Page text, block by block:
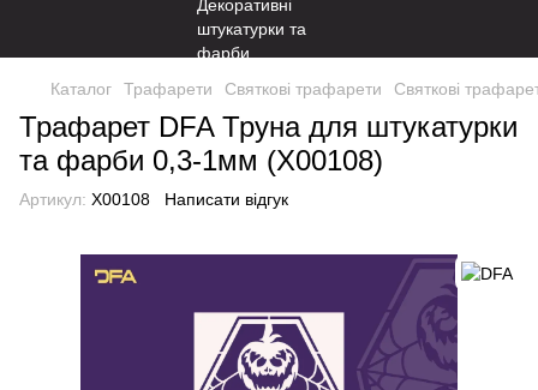
Каталог Трафарети Святкові трафарети Святкові
Трафарет DFA Труна для штукатурки
та фарби 0,3-1мм (X00108)
Артикул: X00108 Написати відгук